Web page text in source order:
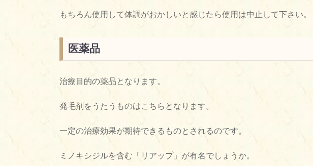
もちろん使用して体調がおかしいと感じたら使用は中止して下さい。
医薬品
治療目的の薬品となります。
発毛剤をうたうものはこちらとなります。
一定の治療効果が期待できるものとされるのです。
ミノキシジルを含む「リアップ」が有名でしょうか。